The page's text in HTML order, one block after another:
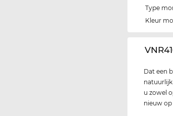
Type
Kleur
Dat een
u zowel
nieuw